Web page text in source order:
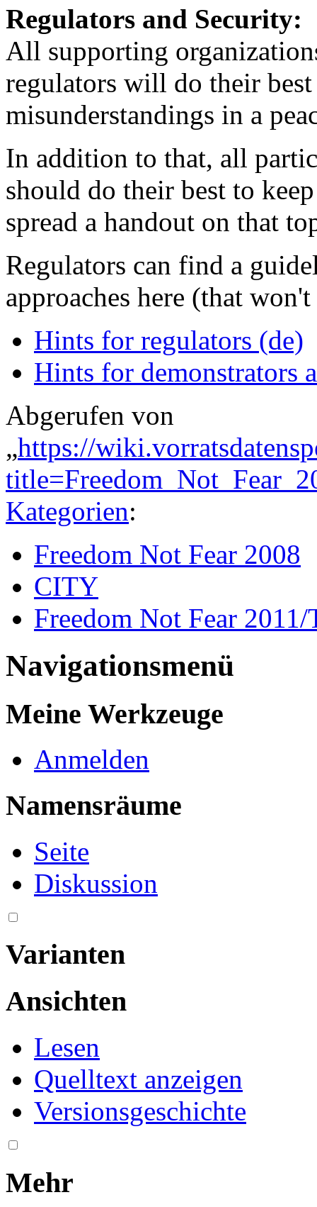
Regulators and Security:
All supporting
regulators will do their
misunderstandings in a
In addition to that, all
should do their best to
spread a handout on that
Regulators can find a
approaches here (that
Hints for regulators (de)
Hints for demonstrators
Abgerufen von
„https://
Kategorien:
Freedom Not Fear 2008
CITY
Freedom Not Fear 2011/
Navigationsmenü
Meine Werkzeuge
Anmelden
Namensräume
Seite
Diskussion
Varianten
Ansichten
Lesen
Quelltext anzeigen
Versionsgeschichte
Mehr